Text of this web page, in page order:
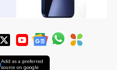
Add as a preferred
source on google